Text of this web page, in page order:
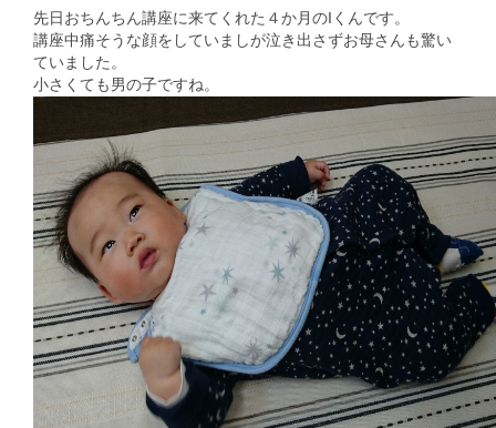
先日おちんちん講座に来てくれた４か月のIくんです。
講座中痛そうな顔をしていましが泣き出さずお母さんも驚い
ていました。
小さくても男の子ですね。